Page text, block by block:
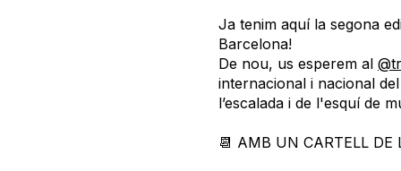
Ja tenim aquí la segona
Barcelona!
De nou, us esperem al
internacional i nacional
l’escalada i de l'esquí de
📆 AMB UN CARTELL DE